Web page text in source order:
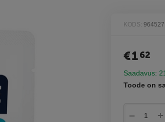
KODS: 964527
€162
Saadavus:
Toode on
+
−